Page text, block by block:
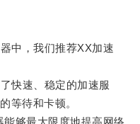
中，我们推荐XX加速
快速、稳定的加速服
等待和卡顿。